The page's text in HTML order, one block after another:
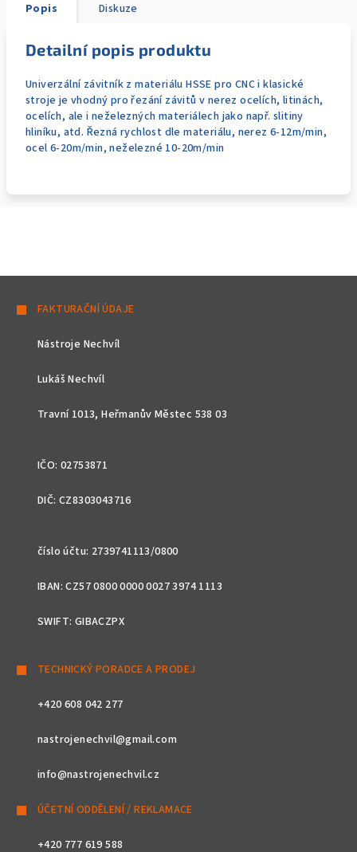
Popis Diskuze
Detailní popis produktu
Univerzální závitník z materiálu HSSE pro CNC i klasické
stroje je vhodný pro řezání závitů v nerez ocelích, litinách,
ocelích, ale i neželezných materiálech jako např. slitiny
hliníku, atd. Řezná rychlost dle materiálu, nerez 6-12m/min,
ocel 6-20m/min, neželezné 10-20m/min
FAKTURAČNÍ ÚDAJE
Nástroje Nechvíl
Lukáš Nechvíl
Travní 1013, Heřmanův Městec 538 03
IČO: 02753871
DIČ: CZ8303043716
číslo účtu: 2739741113/0800
IBAN: CZ57 0800 0000 0027 3974 1113
SWIFT: GIBACZPX
TECHNICKÝ PORADCE A PRODEJ
+420 608 042 277
nastrojenechvil@gmail.com
info@nastrojenechvil.cz
ÚČETNÍ ODDĚLENÍ / REKLAMACE
+420 777 619 588